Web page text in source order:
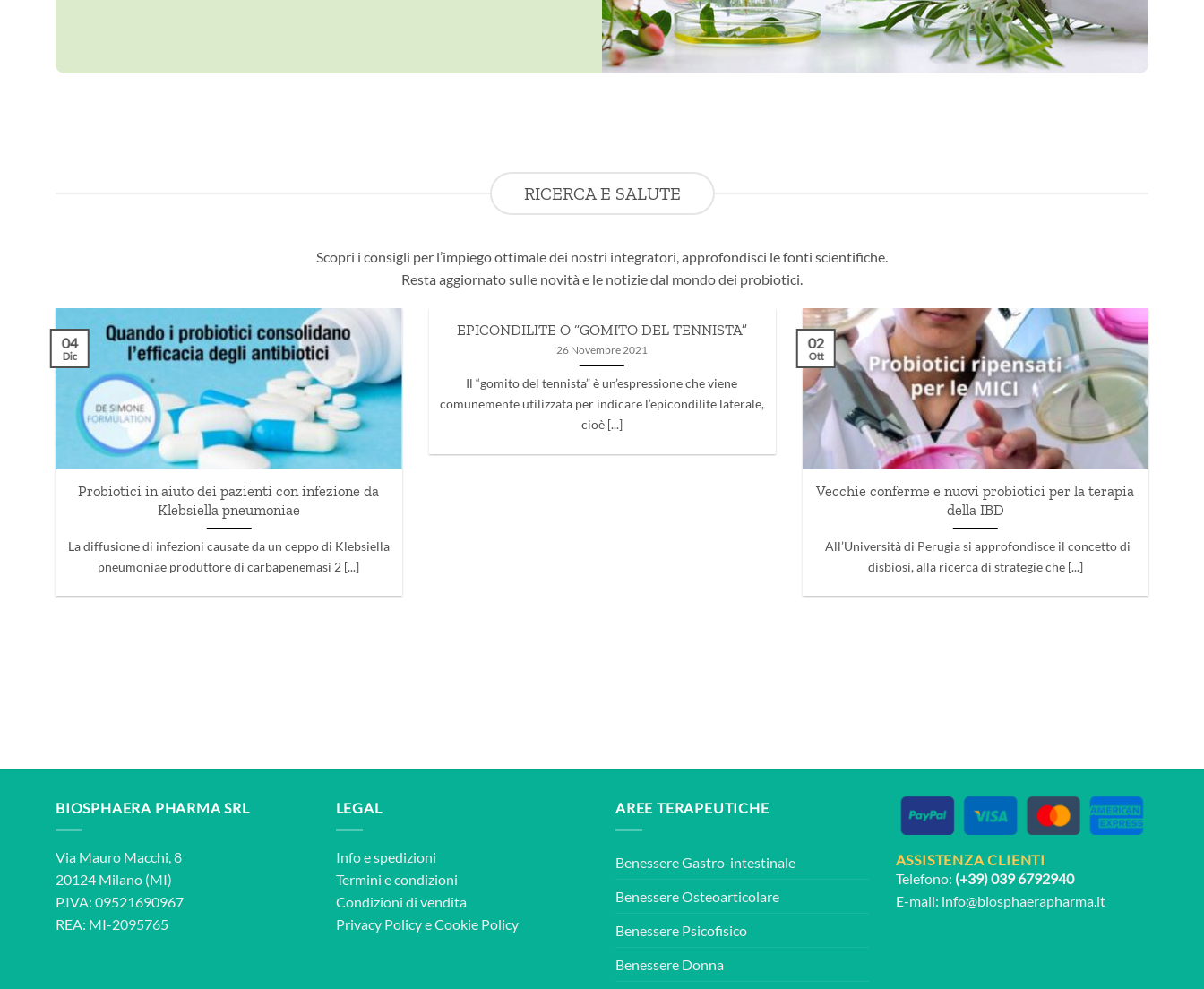
RICERCA E SALUTE
Scopri i consigli per l’impiego ottimale dei nostri integratori, approfondisci le fonti scientifiche.
Resta aggiornato sulle novità e le notizie dal mondo dei probiotici.
Probiotici in aiuto dei pazienti con infezione da
Klebsiella pneumoniae
La diffusione di infezioni causate da un ceppo di Klebsiella
pneumoniae produttore di carbapenemasi 2 [...]
04
Dic
EPICONDILITE O “GOMITO DEL TENNISTA”
26 Novembre 2021
Il “gomito del tennista” è un’espressione che viene
comunemente utilizzata per indicare l’epicondilite laterale,
cioè [...]
Vecchie conferme e nuovi probiotici per la terapia
della IBD
All’Università di Perugia si approfondisce il concetto di
disbiosi, alla ricerca di strategie che [...]
02
Ott
BIOSPHAERA PHARMA SRL
Via Mauro Macchi, 8
20124 Milano (MI)
P.IVA: 09521690967
REA: MI-2095765
LEGAL
Info e spedizioni
Termini e condizioni
Condizioni di vendita
Privacy PolicyeCookie Policy
AREE TERAPEUTICHE
Benessere Gastro-intestinale
Benessere Osteoarticolare
Benessere Psicofisico
Benessere Donna
ASSISTENZA CLIENTI
Telefono: (+39) 039 6792940
E-mail: info@biosphaerapharma.it